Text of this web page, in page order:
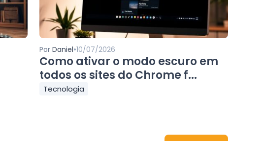
Por Daniel•10/07/2026
Como ativar o modo escuro em
todos os sites do Chrome f...
Tecnologia